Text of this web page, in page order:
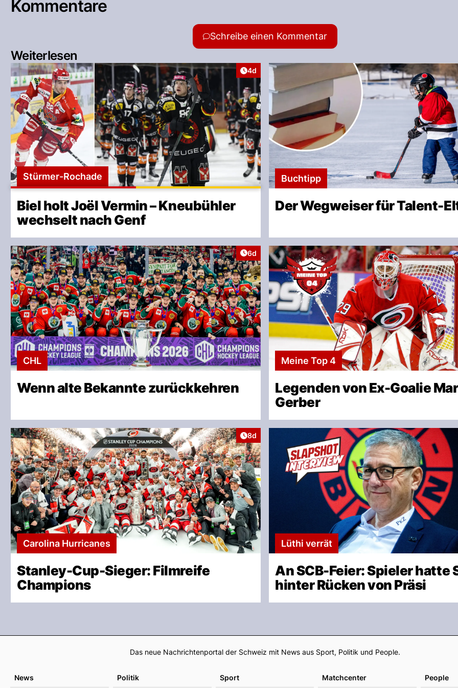
Kommentare
Schreibe einen Kommentar
Weiterlesen
Artikel veröffentlicht:
4d
Stürmer-Rochade
Biel holt Joël Vermin – Kneubühler
wechselt nach Genf
Buchtipp
Der Wegweiser für Talent-
Artikel veröffentlicht:
6d
CHL
Wenn alte Bekannte zurückkehren
Meine Top 4
Legenden von Ex-Goalie
Gerber
Artikel veröffentlicht:
8d
Carolina Hurricanes
Stanley-Cup-Sieger: Filmreife
Champions
Lüthi verrät
An SCB-Feier: Spieler hatte
hinter Rücken von Präsi
Footer
Das neue Nachrichtenportal der Schweiz mit News aus Sport, Politik und People.
News Politik Sport Matchcenter People